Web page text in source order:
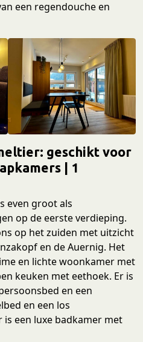
een regendouche en
: geschikt voor
| 1
even groot als
op de eerste verdieping.
op het zuiden met uitzicht
en de Auernig. Het
en lichte woonkamer met
keuken met eethoek. Er is
en een
en een los
een luxe badkamer met